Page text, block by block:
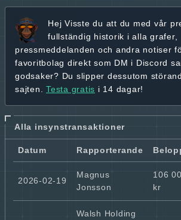
Hej Visste du att du med vår
fullständig historik i alla grafer,
pressmeddelanden och andra notiser
favoritbolag direkt som DM i Discord
godsaker? Du slipper dessutom
sajten. Testa gratis i 14 dagar!
Alla insynstransaktioner
Datum Rapporterande
2026-02-19
Magnus
Jonsson
106
kr
Walsh Holding